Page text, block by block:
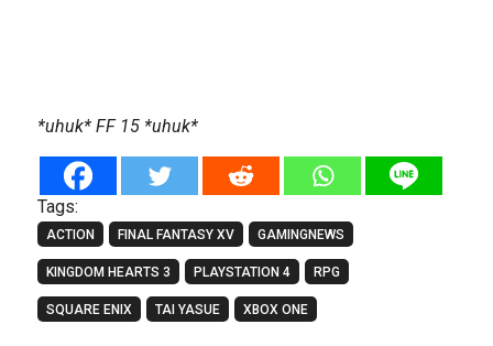
*uhuk* FF 15 *uhuk*
Tags:
ACTION FINAL FANTASY XV GAMINGNEWS
KINGDOM HEARTS 3 PLAYSTATION 4 RPG
SQUARE ENIX TAI YASUE XBOX ONE